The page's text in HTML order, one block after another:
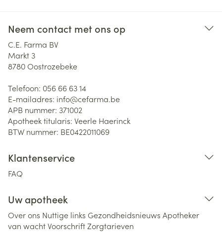
Neem contact met ons op
C.E. Farma BV
Markt 3
8780Oostrozebeke
Telefoon: 056 66 63 14
E-mailadres: info@cefarma.be
APB nummer: 371002
Apotheek titularis: Veerle Haerinck
BTW nummer: BE0422011069
Klantenservice
FAQ
Uw apotheek
Over ons Nuttige links Gezondheidsnieuws Apotheker
van wachtVoorschriftZorgtarieven